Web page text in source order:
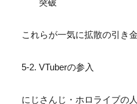
これらが一気に拡散の引き
5-2. VTuberの参入
にじさんじ・ホロライブの